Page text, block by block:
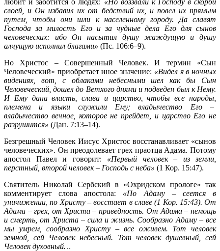
своей, и Он избавил их от бедствий их, и повел их прямым
путем, чтобы они шли к населенному городу. Да славят
Господа за милость Его и за чудные дела Его для сынов
человеческих: ибо Он насытил душу жаждущую и душу
алчущую исполнил благами» (Пс. 106:6–9).
Но Христос – Совершенный Человек. И термин «Сын
Человеческий» приобретает иное значение: «Видел я в ночных
видениях, вот, с облаками небесными шел как бы Сын
Человеческий, дошел до Ветхого днями и подведен был к Нему.
И Ему дана власть, слава и царство, чтобы все народы,
племена и языки служили Ему; владычество Его –
владычество вечное, которое не прейдет, и царство Его не
разрушится» (Дан. 7:13–14).
Безгрешный Человек Иисус Христос восстанавливает «сынов
человеческих». Он преодолевает грех праотца Адама. Потому
апостол Павел и говорит: «Первый человек – из земли,
перстный, второй человек – Господь с неба» (1 Кор. 15:47).
Святитель Николай Сербский в «Охридском прологе» так
комментирует слова апостола: «По Адаму – сеется в
уничижении, по Христу – восстает в славе (1 Кор. 15:43). От
Адама – грех, от Христа – праведность. От Адама – немощь
и смерть, от Христа – сила и жизнь. Сообразно Адаму – все
мы умрем, сообразно Христу – все оживем. Тот человек
земной, сей Человек небесный. Тот человек душевный, сей
Человек духовный…